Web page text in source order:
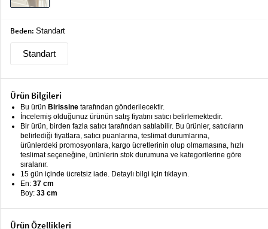
Takımlarkeyboard_arrow_down
Elbise
keyboard_arrow_down
Dış
Giyim keyboard_arrow_down
Tesettür
Giyim
keyboard_arrow_down
Büyük
Bedenkeyboard_arrow_down
Giyimkeyboard_arrow_down
Beden: Standart
Standart
Ürün Bilgileri
Bu ürün Birissine tarafından gönderilecektir.
İncelemiş olduğunuz ürünün satış fiyatını satıcı belirlemektedir.
Bir ürün, birden fazla satıcı tarafından satılabilir. Bu ürünler, satıcıların
belirlediği fiyatlara, satıcı puanlarına, teslimat durumlarına,
ürünlerdeki promosyonlara, kargo ücretlerinin olup olmamasına, hızlı
teslimat seçeneğine, ürünlerin stok durumuna ve kategorilerine göre
sıralanır.
15 gün içinde ücretsiz iade. Detaylı bilgi için tıklayın.
En: 37 cm
Boy: 33 cm
Ürün Özellikleri